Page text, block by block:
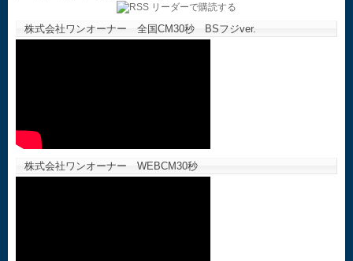
株式会社ワンオーナー 全国CM30秒 BSフジver.
株式会社ワンオーナー WEBCM30秒